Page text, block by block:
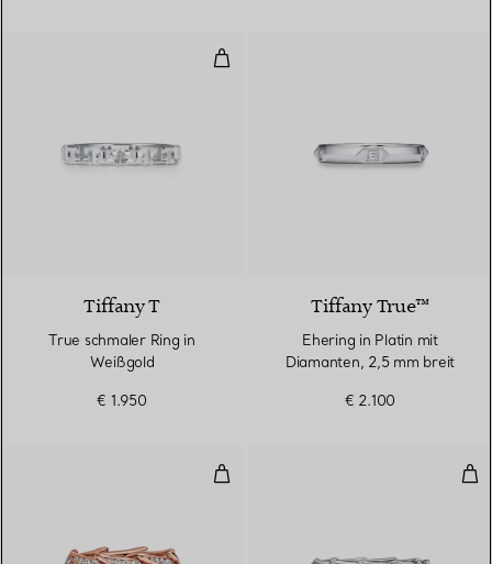
True schmaler Ring in Weißgold
Tiffany T
True schmaler Ring in
Weißgold
€ 1.950
Tiffany True™
Ehering in Platin mit
Diamanten, 2,5 mm breit
€ 2.100
Breiter Ring mit Flügeln in